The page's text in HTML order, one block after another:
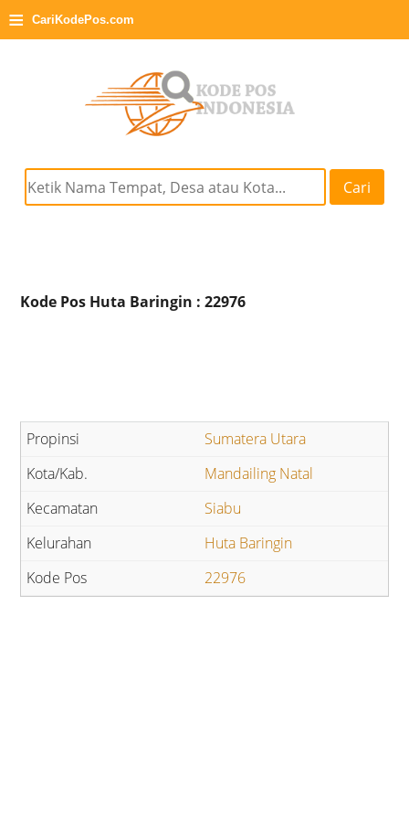
≡ CariKodePos.com
Cari
Kode Pos Huta Baringin : 22976
Sumatera Utara
Mandailing Natal
Siabu
Huta Baringin
22976